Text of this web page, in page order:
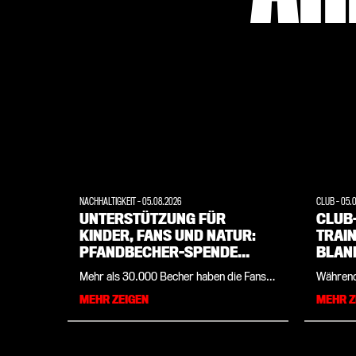
NACHHALTIGKEIT-05.08.2026
UNTERSTÜTZUNG FÜR
KINDER, FANS UND NATUR:
PFANDBECHER-SPENDE
2026/27
Mehr als 30.000 Becher haben die Fans
Spielzeit hinweg gespendet – und damit
MEHR ZEIGEN
CLUB-
SICHT
auf die
MEHR